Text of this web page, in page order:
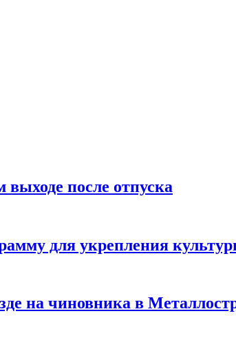
после отпуска
для укрепления
на чиновника в